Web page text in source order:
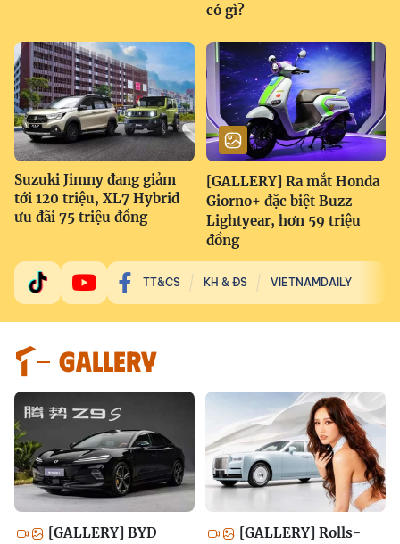
có gì?
Suzuki Jimny đang giảm
tới 120 triệu, XL7 Hybrid
ưu đãi 75 triệu đồng
[GALLERY] Ra mắt Honda
Giorno+ đặc biệt Buzz
Lightyear, hơn 59 triệu
đồng
TT&CS KH & ĐS VIETNAMDAILY
GALLERY
[GALLERY] BYD
[GALLERY] Rolls-